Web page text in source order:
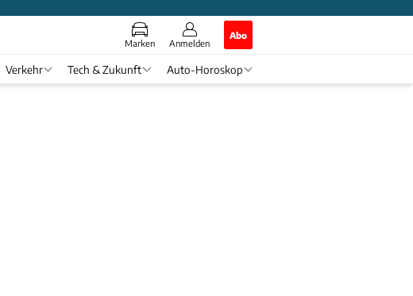
Marken Anmelden
Abo
Verkehr Tech & Zukunft Auto-Horoskop